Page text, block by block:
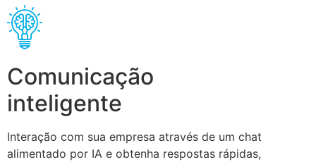
Comunicação
inteligente
Interação com sua empresa através de um chat
alimentado por IA e obtenha respostas rápidas,